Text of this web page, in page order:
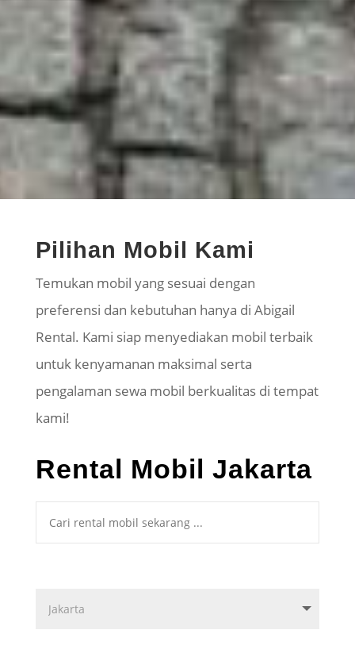
Pilihan Mobil Kami
Temukan mobil yang sesuai dengan
preferensi dan kebutuhan hanya di Abigail
Rental. Kami siap menyediakan mobil terbaik
untuk kenyamanan maksimal serta
pengalaman sewa mobil berkualitas di tempat
kami!
Rental Mobil Jakarta